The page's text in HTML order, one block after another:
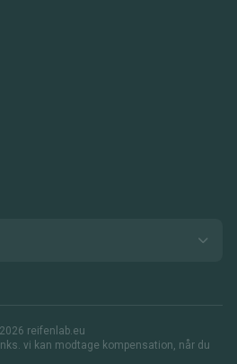
reifenlab.eu
vi kan modtage kompensation, når du